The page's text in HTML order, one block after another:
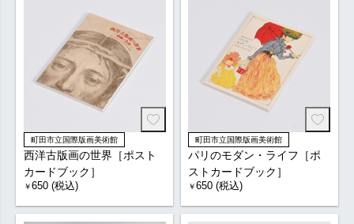
町田市立国際版画美術館
西洋古版画の世界［ポスト
カードブック］
￥650 (税込)
町田市立国際版画美術館
パリのモダン・ライフ［ポ
ストカードブック］
￥650 (税込)